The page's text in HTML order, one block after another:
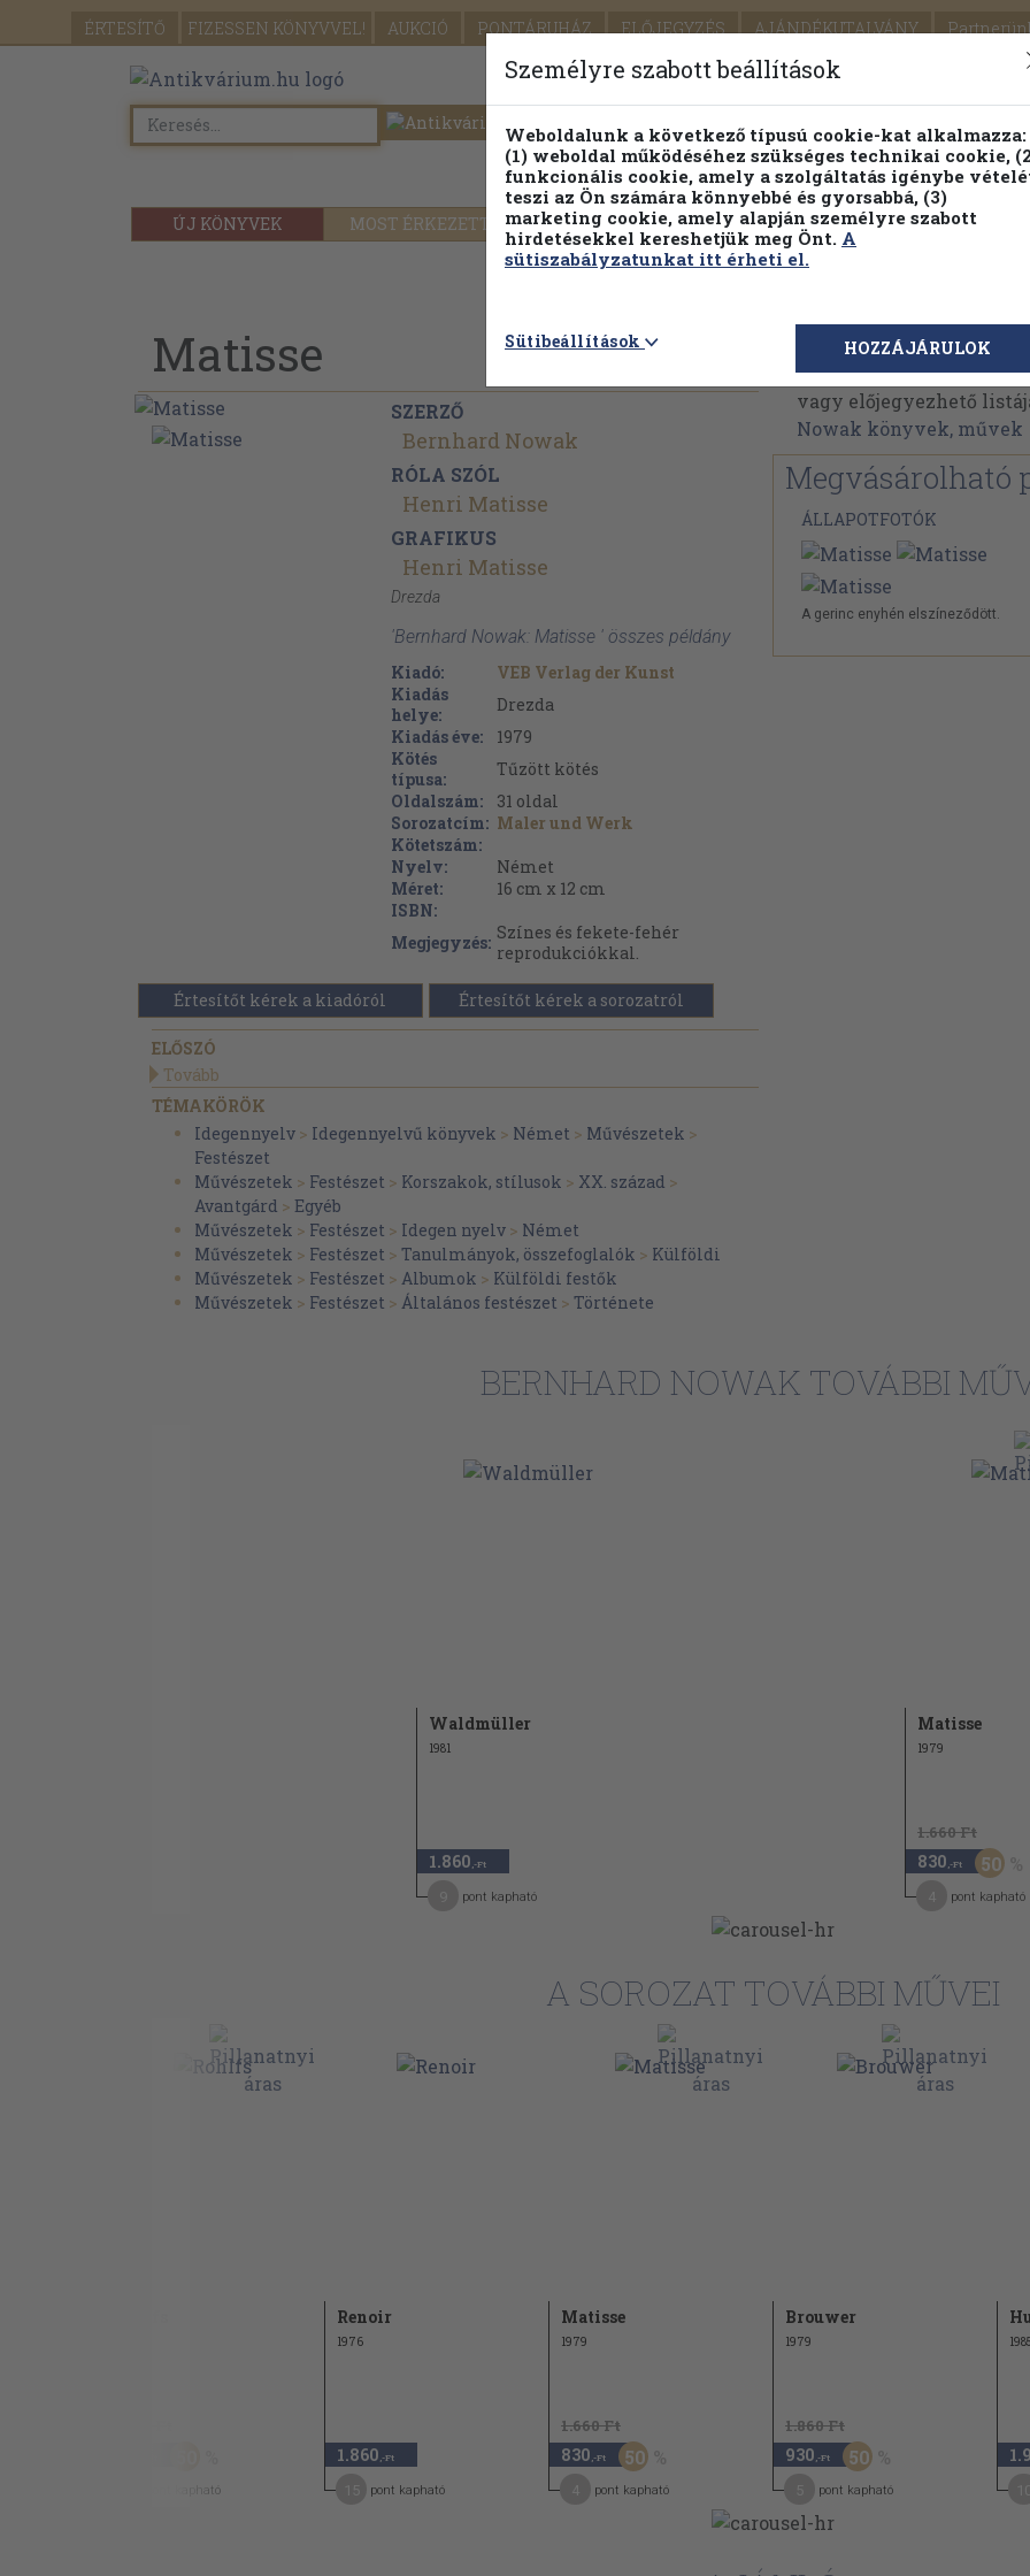
ÉRTESÍTŐ FIZESSEN KÖNYVVEL! AUKCIÓ PONTÁRUHÁZ ELŐJEGYZÉS AJÁNDÉKUTALVÁNY
SEGÍTSÉG
ÚJ KÖNYVEK MOST ÉRKEZETT PILLANATNYI ÁRAINK FENNTARTHATÓ
Részletes kereső Témaköri fa
Matisse
SZERZŐ
Bernhard Nowak
RÓLA SZÓL
Henri Matisse
GRAFIKUS
Henri Matisse
Drezda
'Bernhard Nowak: Matisse ' összes példány
Kiadó:
VEB Verlag der Kunst
Kiadás
helye:
Drezda
Kiadás éve:
1979
Kötés
típusa:
Tűzött kötés
Oldalszám:
31 oldal
Sorozatcím: Maler und Werk
Kötetszám:
Nyelv:
Német
Méret:
16 cm x 12 cm
ISBN:
Megjegyzés: Színes és fekete-fehér
reprodukciókkal.
Értesítőt kérek a kiadóról Értesítőt kérek a sorozatról
ELŐSZÓ
Tovább
TÉMAKÖRÖK
Idegennyelv > Idegennyelvű könyvek > Német > Művészetek >
Festészet
Művészetek > Festészet > Korszakok, stílusok > XX. század >
Avantgárd > Egyéb
Művészetek > Festészet > Idegen nyelv > Német
Művészetek > Festészet > Tanulmányok, összefoglalók > Külföldi
Művészetek > Festészet > Albumok > Külföldi festők
Művészetek > Festészet > Általános festészet > Története
Bernhard Nowak
Bernhard Nowak
vagy előjegyezhető
Nowak könyvek, művek
Megvásárolható
ÁLLAPOTFOTÓK
A gerinc enyhén elszíneződött.
BERNHARD NOWAK TOVÁBBI
Waldmüller
1981
1.860 ,-Ft
pont kapható
Matisse
1979
1.660 Ft
830 ,-Ft 50
pont kapható
A SOROZAT TOVÁBBI MŰVEI
pont kapható
Renoir
1976
1.860 ,-Ft
pont kapható
Matisse
1979
1.660 Ft
830 ,-Ft 50
pont kapható
Brouwer
1979
1.860 Ft
930 ,-Ft 50
pont kapható
Személyre szabott beállítások
Weboldalunk a következő típusú cookie-kat alkalmazza:
(1) weboldal működéséhez szükséges technikai cookie,
funkcionális cookie, amely a szolgáltatás igénybe
teszi az Ön számára könnyebbé és gyorsabbá, (3)
marketing cookie, amely alapján személyre szabott
hirdetésekkel kereshetjük meg Önt. A
sütiszabályzatunkat itt érheti el.
Sütibeállítások HOZZÁJÁRULOK